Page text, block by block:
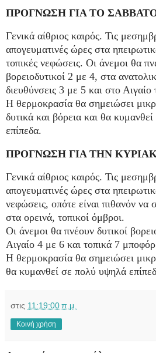
ΠΡΟΓΝΩΣΗ ΓΙΑ ΤΟ ΣΑΒΒΑΤΟ
Γενικά αίθριος καιρός. Τις
απογευματινές ώρες στα
τοπικές νεφώσεις. Οι άνεμοι θα
βορειοδυτικοί 2 με 4, στα
διευθύνσεις 3 με 5 και στο
Η θερμοκρασία θα σημειώσει
δυτικά και βόρεια και θα
επίπεδα.
ΠΡΟΓΝΩΣΗ ΓΙΑ ΤΗΝ
Γενικά αίθριος καιρός. Τις
απογευματινές ώρες στα
νεφώσεις, οπότε είναι πιθανόν
στα ορεινά, τοπικοί όμβροι.
Οι άνεμοι θα πνέουν δυτικοί
Αιγαίο 4 με 6 και τοπικά 7
Η θερμοκρασία θα σημειώσει
θα κυμανθεί σε πολύ υψηλά
στις 11:19:00 π.μ.
Κοινή χρήση